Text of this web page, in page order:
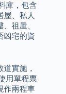
庫，包含
屋、私人
祖屋、
凶宅的資
實施，
用單程票
作兩程車